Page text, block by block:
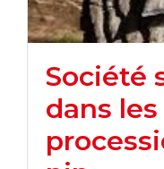
Société
dans